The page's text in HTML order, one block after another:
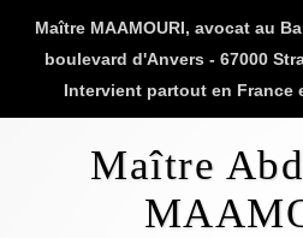
Maître MAAMOURI, avocat au
boulevard d'Anvers - 67000
Intervient partout en France
Maître